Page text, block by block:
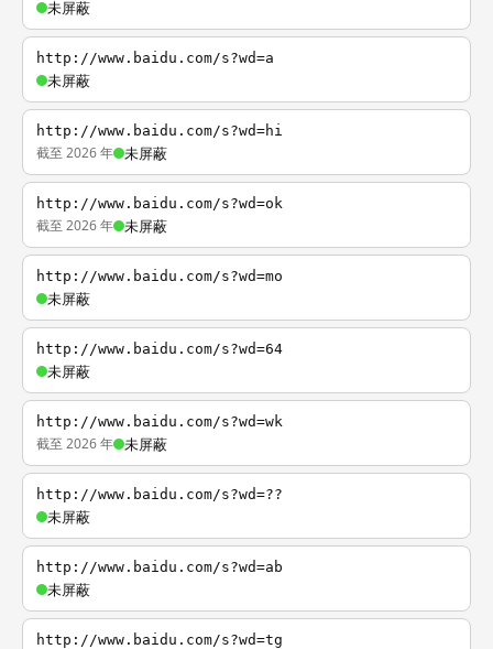
未屏蔽
http://www.baidu.com/s?wd=a
未屏蔽
http://www.baidu.com/s?wd=hi
截至 2026 年 未屏蔽
http://www.baidu.com/s?wd=ok
截至 2026 年 未屏蔽
http://www.baidu.com/s?wd=mo
未屏蔽
http://www.baidu.com/s?wd=64
未屏蔽
http://www.baidu.com/s?wd=wk
截至 2026 年 未屏蔽
http://www.baidu.com/s?wd=??
未屏蔽
http://www.baidu.com/s?wd=ab
未屏蔽
http://www.baidu.com/s?wd=tg